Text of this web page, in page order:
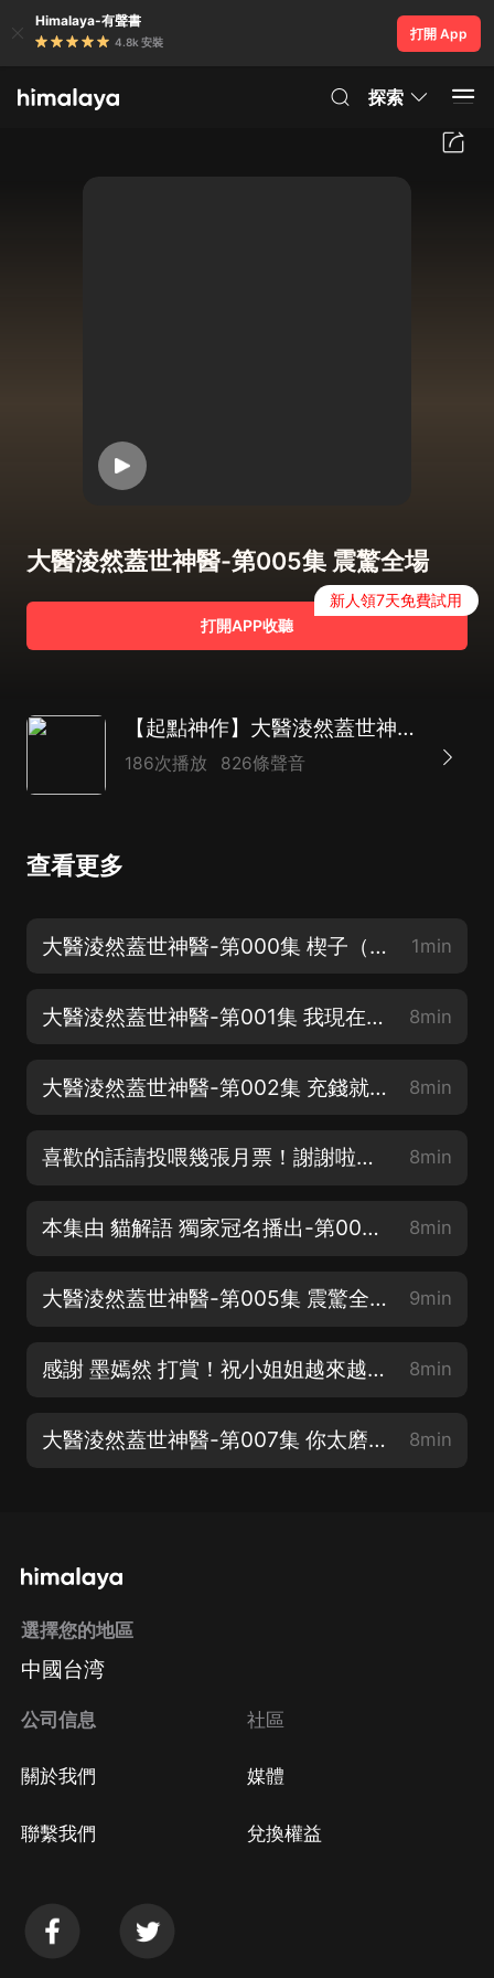
Himalaya-有聲書
4.8k 安裝
打開 App
探索
大醫淩然蓋世神醫-第005集 震驚全場
打開APP收聽
新人領7天免費試用
【起點神作】大醫淩然蓋世神醫|急診醫生接飛刀|AI多播
186次播放 826條聲音
查看更多
大醫淩然蓋世神醫-第000集 楔子（喜歡的話記得點讚、評論、分享哦！） 1min
大醫淩然蓋世神醫-第001集 我現在很慌！（評論區留言抽會員！） 8min
大醫淩然蓋世神醫-第002集 充錢就變強的系統（評論區留言抽會員！） 8min
喜歡的話請投喂幾張月票！謝謝啦！ 第003集 專家級的靜脈切開術 8min
本集由 貓解語 獨家冠名播出-第004集 挑戰任務 8min
大醫淩然蓋世神醫-第005集 震驚全場 9min
感謝 墨嫣然 打賞！祝小姐姐越來越美！-第006集 虧錢系統 8min
大醫淩然蓋世神醫-第007集 你太磨嘰了，讓他來！ 8min
選擇您的地區
中國台湾
公司信息
關於我們
聯繫我們
社區
媒體
兌換權益